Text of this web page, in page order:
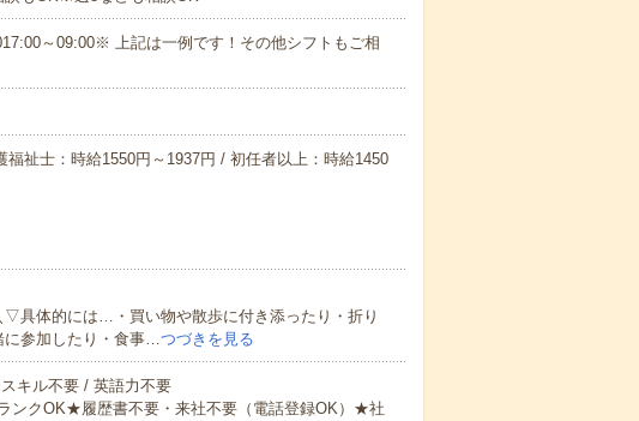
～09:00※ 上記は一例です！その他シフトもご相
祉士：時給1550円～1937円 / 初任者以上：時給1450
▽具体的には…・買い物や散歩に付き添ったり・折り
参加したり・食事…つづきを見る
キル不要 / 英語力不要
ンクOK★履歴書不要・来社不要（電話登録OK）★社